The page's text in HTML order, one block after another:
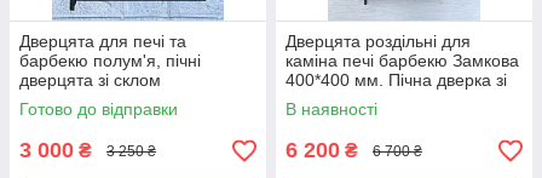
Дверцята для печі та
барбекю полум'я, пічні
дверцята зі склом
Готово до відправки
3 000 ₴ 3 250 ₴
Дверцята роздільні для
каміна печі барбекю Замкова
400*400 мм. Пічна дверка зі
склом
В наявності
6 200 ₴ 6 700 ₴